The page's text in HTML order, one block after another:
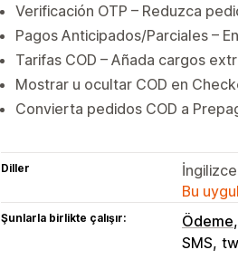
Verificación OTP – Reduzca
Pagos Anticipados/Parciales –
Tarifas COD – Añada cargos
Mostrar u ocultar COD en
Convierta pedidos COD a
Diller
İngilizce
Bu
Şunlarla birlikte çalışır: Ödeme
SMS